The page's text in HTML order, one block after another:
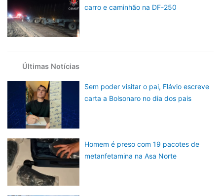
carro e caminhão na DF-250
Últimas Notícias
Sem poder visitar o pai, Flávio escreve
carta a Bolsonaro no dia dos pais
Homem é preso com 19 pacotes de
metanfetamina na Asa Norte